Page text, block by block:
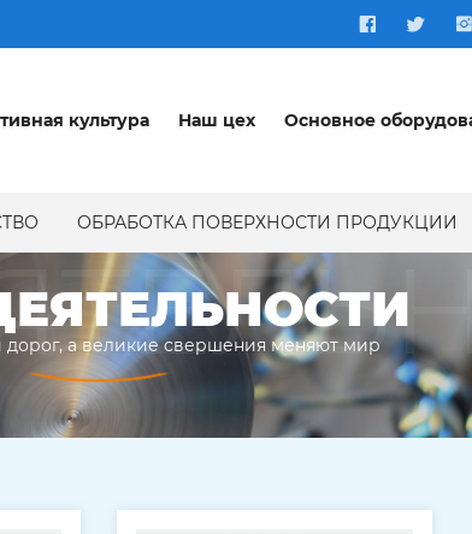
культура Наш цех Основное
ОБРАБОТКА ПОВЕРХНОСТИ ПРОДУКЦИИ
дорог, а великие свершения меняют мир